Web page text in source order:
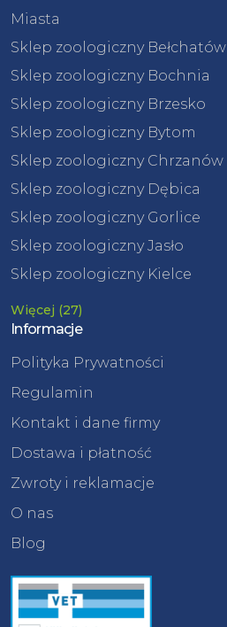
Miasta
Sklep zoologiczny Bełchatów
Sklep zoologiczny Bochnia
Sklep zoologiczny Brzesko
Sklep zoologiczny Bytom
Sklep zoologiczny Chrzanów
Sklep zoologiczny Dębica
Sklep zoologiczny Gorlice
Sklep zoologiczny Jasło
Sklep zoologiczny Kielce
Więcej (27)
Informacje
Polityka Prywatności
Regulamin
Kontakt i dane firmy
Dostawa i płatność
Zwroty i reklamacje
O nas
Blog